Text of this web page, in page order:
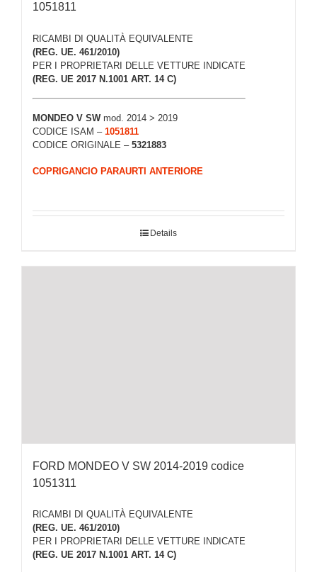
1051811
RICAMBI DI QUALITÀ EQUIVALENTE
(REG. UE. 461/2010)
PER I PROPRIETARI DELLE VETTURE INDICATE
(REG. UE 2017 N.1001 ART. 14 C)
MONDEO V SW mod. 2014 > 2019
CODICE ISAM – 1051811
CODICE ORIGINALE – 5321883
COPRIGANCIO PARAURTI ANTERIORE
Details
FORD MONDEO V SW 2014-2019 codice
1051311
RICAMBI DI QUALITÀ EQUIVALENTE
(REG. UE. 461/2010)
PER I PROPRIETARI DELLE VETTURE INDICATE
(REG. UE 2017 N.1001 ART. 14 C)